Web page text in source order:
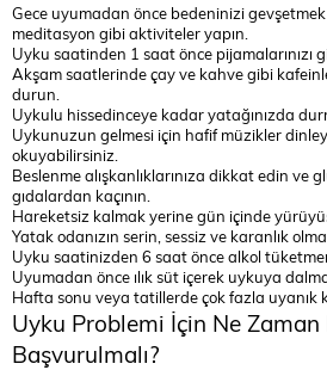
Gece uyumadan önce bedeninizi gevşetmek
meditasyon gibi aktiviteler yapın.
Uyku saatinden 1 saat önce pijamalarınızı
Akşam saatlerinde çay ve kahve gibi
durun.
Uykulu hissedinceye kadar yatağınızda
Uykunuzun gelmesi için hafif müzikler
okuyabilirsiniz.
Beslenme alışkanlıklarınıza dikkat edin ve
gıdalardan kaçının.
Hareketsiz kalmak yerine gün içinde
Yatak odanızın serin, sessiz ve karanlık
Uyku saatinizden 6 saat önce alkol
Uyumadan önce ılık süt içerek uykuya
Hafta sonu veya tatillerde çok fazla uyanık
Uyku Problemi İçin Ne
Başvurulmalı?